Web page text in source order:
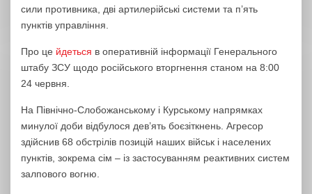
сили противника, дві артилерійські системи та п’ять
пунктів управління.
Про це йдеться в оперативній інформації Генерального
штабу ЗСУ щодо російського вторгнення станом на 8:00
24 червня.
На Північно-Слобожанському і Курському напрямках
минулої доби відбулося дев’ять боєзіткнень. Агресор
здійснив 68 обстрілів позицій наших військ і населених
пунктів, зокрема сім – із застосуванням реактивних систем
залпового вогню.